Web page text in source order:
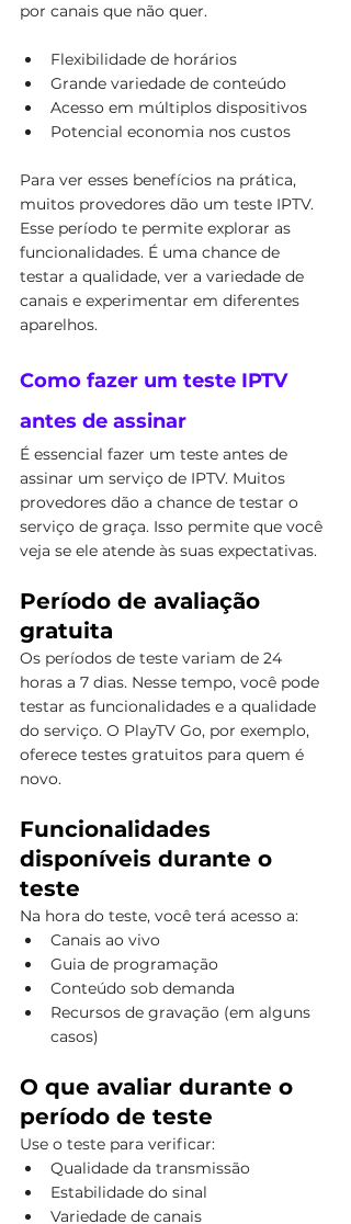
por canais que não quer.
Flexibilidade de horários
Grande variedade de conteúdo
Acesso em múltiplos dispositivos
Potencial economia nos custos
Para ver esses benefícios na prática,
muitos provedores dão um teste IPTV.
Esse período te permite explorar as
funcionalidades. É uma chance de
testar a qualidade, ver a variedade de
canais e experimentar em diferentes
aparelhos.
Como fazer um teste IPTV
antes de assinar
É essencial fazer um teste antes de
assinar um serviço de IPTV. Muitos
provedores dão a chance de testar o
serviço de graça. Isso permite que você
veja se ele atende às suas expectativas.
Período de avaliação
gratuita
Os períodos de teste variam de 24
horas a 7 dias. Nesse tempo, você pode
testar as funcionalidades e a qualidade
do serviço. O PlayTV Go, por exemplo,
oferece testes gratuitos para quem é
novo.
Funcionalidades
disponíveis durante o
teste
Na hora do teste, você terá acesso a:
Canais ao vivo
Guia de programação
Conteúdo sob demanda
Recursos de gravação (em alguns
casos)
O que avaliar durante o
período de teste
Use o teste para verificar:
Qualidade da transmissão
Estabilidade do sinal
Variedade de canais